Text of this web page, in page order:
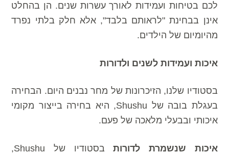
לכם בטיחות ועמידות לאורך עשרות שנים. הן בהחלט
אינן בבחינת "לראותם בלבד", אלא חלק בלתי נפרד
מהיומיום של הילדים.
איכות ועמידות לשנים ולדורות
בסטודיו שלנו, הזיכרונות של מחר נבנים היום. הבחירה
בעגלת בובה של Shushu, היא בחירה בייצור מקומי
איכותי ובבעלי מלאכה של פעם.
איכות שנשמרת לדורות
בסטודיו של Shushu,